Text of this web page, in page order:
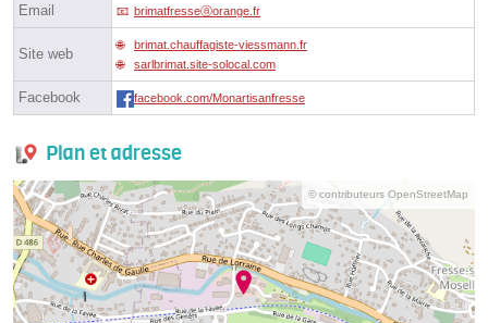
Email brimatfresseⓐorange.fr
Site web
brimat.chauffagiste-viessmann.fr
sarlbrimat.site-solocal.com
Facebook facebook.com/Monartisanfresse
Plan et adresse
© contributeurs OpenStreetMap